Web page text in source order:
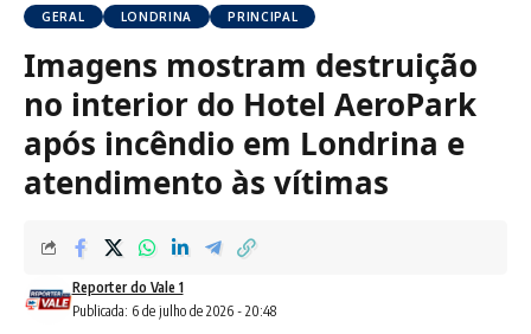
GERAL LONDRINA PRINCIPAL
Imagens mostram destruição
no interior do Hotel AeroPark
após incêndio em Londrina e
atendimento às vítimas
Publicada: 6 de julho de 2026 - 20:48
Reporter do Vale 1